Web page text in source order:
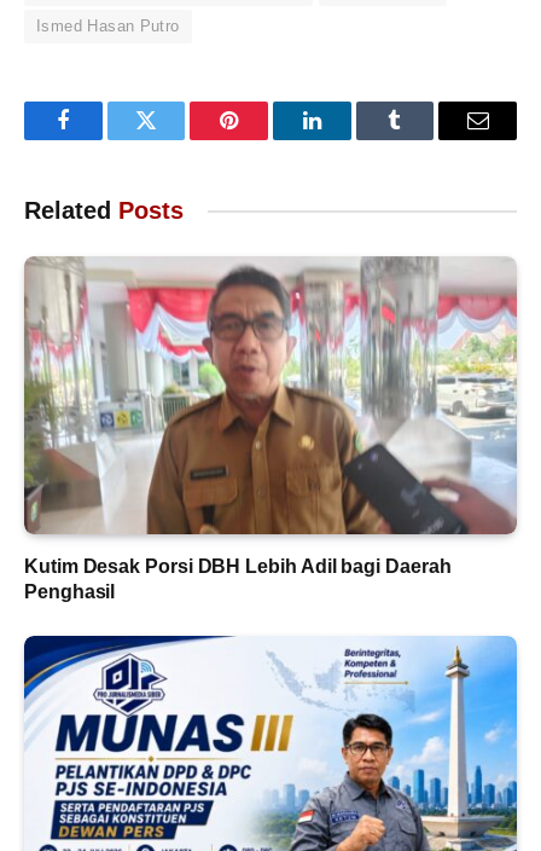
Ismed Hasan Putro
FacebookTwitter Pinterest LinkedInTumblr Email
Related Posts
Kutim Desak Porsi DBH Lebih Adil bagi Daerah
Penghasil